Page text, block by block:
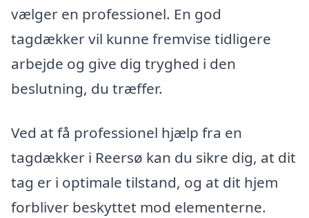
vælger en professionel. En god
tagdækker vil kunne fremvise tidligere
arbejde og give dig tryghed i den
beslutning, du træffer.
Ved at få professionel hjælp fra en
tagdækker i Reersø kan du sikre dig, at dit
tag er i optimale tilstand, og at dit hjem
forbliver beskyttet mod elementerne.